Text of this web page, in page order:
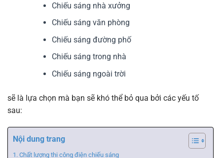
Chiếu sáng nhà xưởng
Chiếu sáng văn phòng
Chiếu sáng đường phố
Chiếu sáng trong nhà
Chiếu sáng ngoài trời
sẽ là lựa chọn mà bạn sẽ khó thể bỏ qua bởi các yếu tố
sau:
Nội dung trang
Chất lượng thi công điện chiếu sáng